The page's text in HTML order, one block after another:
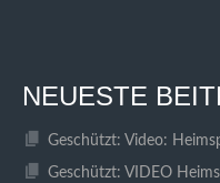
NEUESTE
Geschützt: Video:
Geschützt: VIDEO